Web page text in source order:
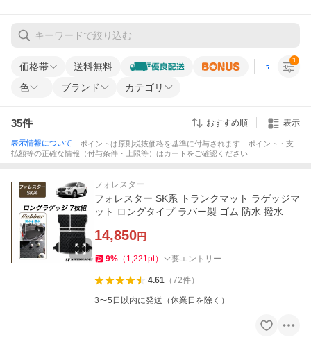
価格帯 送料無料 すべての条
色 ブランド カテゴリ
1
35件 おすすめ順 表示
表示情報について ｜ポイントは原則税抜価格を基準に付与されます｜ポイント・支
払額等の正確な情報（付与条件・上限等）はカートをご確認ください
フォレスター
フォレスター SK系 トランクマット ラゲッジマ
ット ロングタイプ ラバー製 ゴム 防水 撥水
14,850円
9% （ 1,221pt） 要エントリー
4.61（72件）
3〜5日以内に発送（休業日を除く）